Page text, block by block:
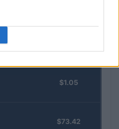
$1.05
$73.42